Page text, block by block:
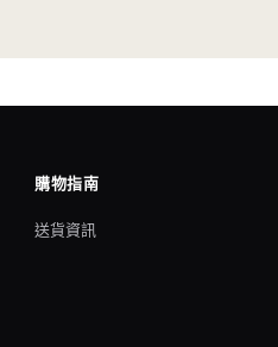
購物指南
送貨資訊